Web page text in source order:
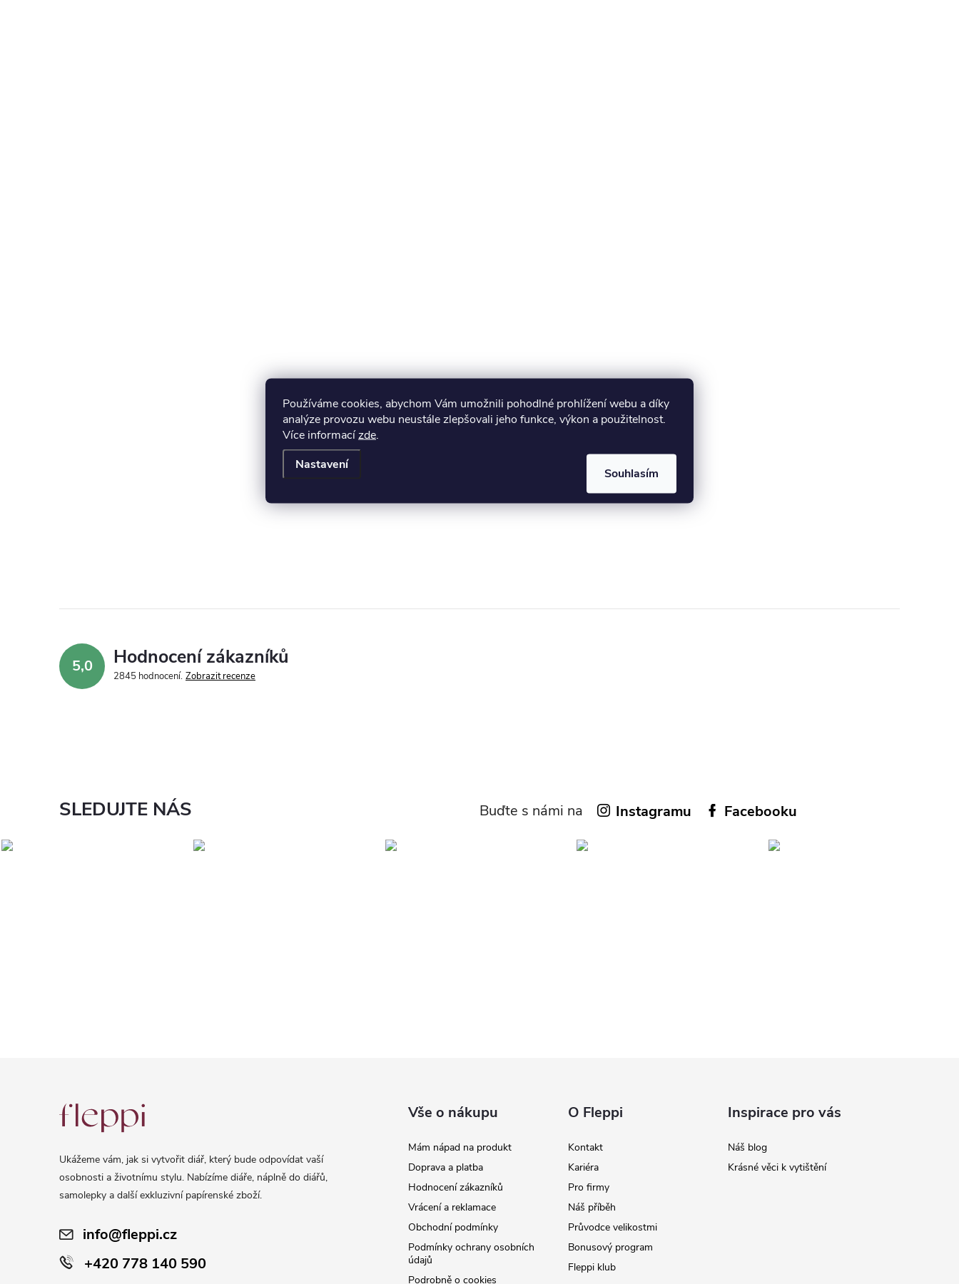
Používáme cookies, abychom Vám umožnili pohodlné prohlížení webu a díky
analýze provozu webu neustále zlepšovali jeho funkce, výkon a použitelnost.
Více informacízde.
Nastavení
Souhlasím
5,0 Hodnocení zákazníků
2845 hodnocení Zobrazit recenze
SLEDUJTE NÁS Buďte s námi na Instagramu Facebooku
Ukážeme vám, jak si vytvořit diář, který bude odpovídat vaší
osobnosti a životnímu stylu. Nabízíme diáře, náplně do diářů,
samolepky a další exkluzivní papírenské zboží.
info@fleppi.cz
+420 778 140 590
Vše o nákupu
Mám nápad na produkt
Doprava a platba
Hodnocení zákazníků
Vrácení a reklamace
Obchodní podmínky
Podmínky ochrany osobních
údajů
Podrobně o cookies
O Fleppi
Kontakt
Kariéra
Pro firmy
Náš příběh
Průvodce velikostmi
Bonusový program
Fleppi klub
Inspirace pro vás
Náš blog
Krásné věci k vytištění